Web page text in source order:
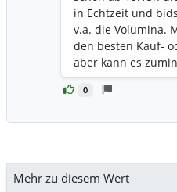
https://
/1640147/
05/wk-
0
in Echtzeit und
v.a. die Volumina.
den besten Kauf-
aber kann es
Mehr zu diesem Wert